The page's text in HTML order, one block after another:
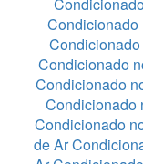
Condicionado
Condicionado
Condicionado
Condicionado
Condicionado
de Ar